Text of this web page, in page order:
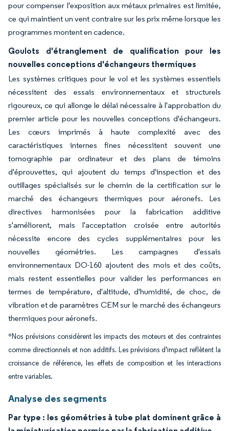
pour compenser l'exposition aux métaux primaires est limitée,
ce qui maintient un vent contraire sur les prix même lorsque les
programmes montent en cadence.
Goulots d'étranglement de qualification pour les
nouvelles conceptions d'échangeurs thermiques
Les systèmes critiques pour le vol et les systèmes essentiels
nécessitent des essais environnementaux et structurels
rigoureux, ce qui allonge le délai nécessaire à l'approbation du
premier article pour les nouvelles conceptions d'échangeurs.
Les cœurs imprimés à haute complexité avec des
caractéristiques internes fines nécessitent souvent une
tomographie par ordinateur et des plans de témoins
d'éprouvettes, qui ajoutent du temps d'inspection et des
outillages spécialisés sur le chemin de la certification sur le
marché des échangeurs thermiques pour aéronefs. Les
directives harmonisées pour la fabrication additive
s'améliorent, mais l'acceptation croisée entre autorités
nécessite encore des cycles supplémentaires pour les
nouvelles géométries. Les campagnes d'essais
environnementaux DO-160 ajoutent des mois et des coûts,
mais restent essentielles pour valider les performances en
termes de température, d'altitude, d'humidité, de choc, de
vibration et de paramètres CEM sur le marché des échangeurs
thermiques pour aéronefs.
*Nos prévisions considèrent les impacts des moteurs et des contraintes
comme directionnels et non additifs. Les prévisions d'impact reflètent la
croissance de référence, les effets de composition et les interactions
entre variables.
Analyse des segments
Par type : les géométries à tube plat dominent grâce à